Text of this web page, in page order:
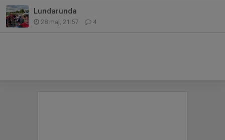
Lundarunda
28 maj, 21:57 4